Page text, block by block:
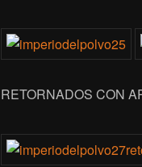
RETORNADOS CON